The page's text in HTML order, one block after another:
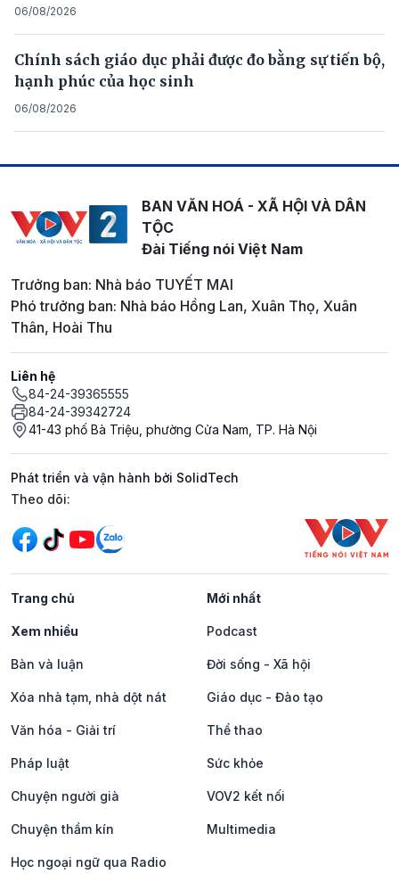
06/08/2026
Chính sách giáo dục phải được đo bằng sự tiến bộ,
hạnh phúc của học sinh
06/08/2026
BAN VĂN HOÁ - XÃ HỘI VÀ DÂN
TỘC
Đài Tiếng nói Việt Nam
Trưởng ban: Nhà báo TUYẾT MAI
Phó trưởng ban: Nhà báo Hồng Lan, Xuân Thọ, Xuân
Thân, Hoài Thu
Liên hệ
84-24-39365555
84-24-39342724
41-43 phố Bà Triệu, phường Cửa Nam, TP. Hà Nội
Phát triển và vận hành bởi SolidTech
Mạng xã hội
Theo dõi:
Trang chủ Mới nhất
Xem nhiều Podcast
Bàn và luận Đời sống - Xã hội
Xóa nhà tạm, nhà dột nát Giáo dục - Đào tạo
Văn hóa - Giải trí Thể thao
Pháp luật Sức khỏe
Chuyện người già VOV2 kết nối
Chuyện thầm kín Multimedia
Học ngoại ngữ qua Radio